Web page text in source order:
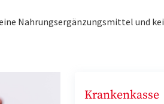
Nahrungsergänzungsmittel und
Krankenkasse